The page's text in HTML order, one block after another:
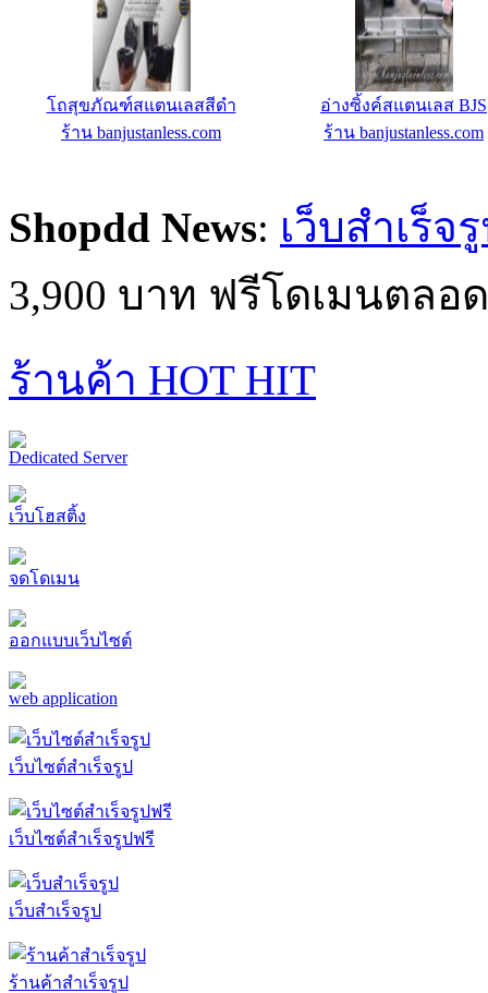
รางฉี่สเตนเลส BJS
ร้าน banjustanless.com
Domain Name .net 1ปี
ร้าน IC-MyHost Thailand
Shopdd News: เว็บสำเร็จ
3,900 บาท ฟรีโดเมนตลอ
ร้านค้า HOT HIT
Dedicated Server
เว็บโฮสติ้ง
จดโดเมน
ออกแบบเว็บไซต์
web application
เว็บไซต์สำเร็จรูป
เว็บไซต์สำเร็จรูปฟรี
เว็บสำเร็จรูป
ร้านค้าสำเร็จรูป